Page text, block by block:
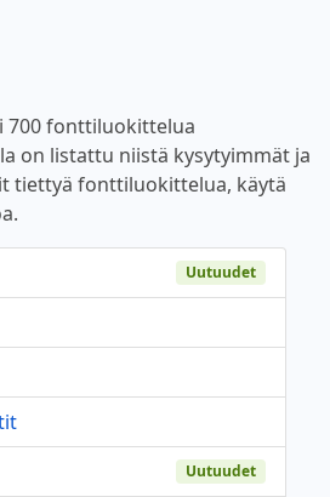
700 fonttiluokittelua
on listattu niistä kysytyimmät ja
tiettyä fonttiluokittelua, käytä
Uutuudet
Uutuudet